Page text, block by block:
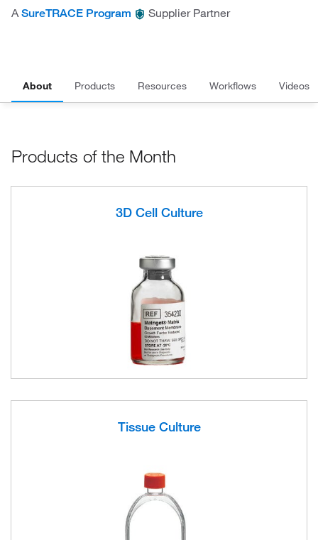
ASureTRACE Program Supplier Partner
About Products Resources Workflows Videos
Products of the Month
3D Cell Culture
Tissue Culture